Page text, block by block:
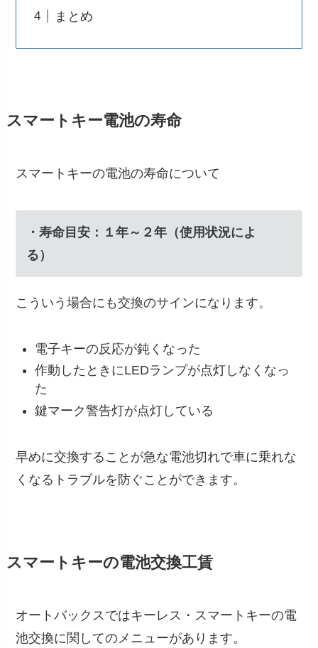
まとめ
スマートキー電池の寿命
スマートキーの電池の寿命について
・寿命目安：１年～２年（使用状況によ
る）
こういう場合にも交換のサインになります。
電子キーの反応が鈍くなった
作動したときにLEDランプが点灯しなくなっ
た
鍵マーク警告灯が点灯している
早めに交換することが急な電池切れで車に乗れな
くなるトラブルを防ぐことができます。
スマートキーの電池交換工賃
オートバックスではキーレス・スマートキーの電
池交換に関してのメニューがあります。